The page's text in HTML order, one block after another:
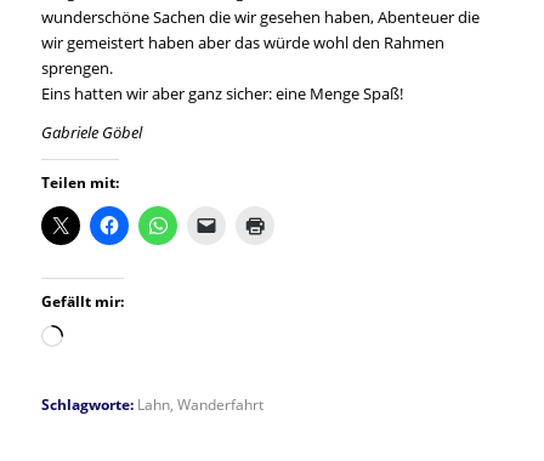
wunderschöne Sachen die wir gesehen haben, Abenteuer die
wir gemeistert haben aber das würde wohl den Rahmen
sprengen.
Eins hatten wir aber ganz sicher: eine Menge Spaß!
Gabriele Göbel
Teilen mit:
Gefällt mir:
Wird
Schlagworte: Lahn, Wanderfahrt